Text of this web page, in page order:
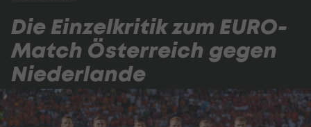
Die Einzelkritik zum EURO-
Match Österreich gegen
Niederlande